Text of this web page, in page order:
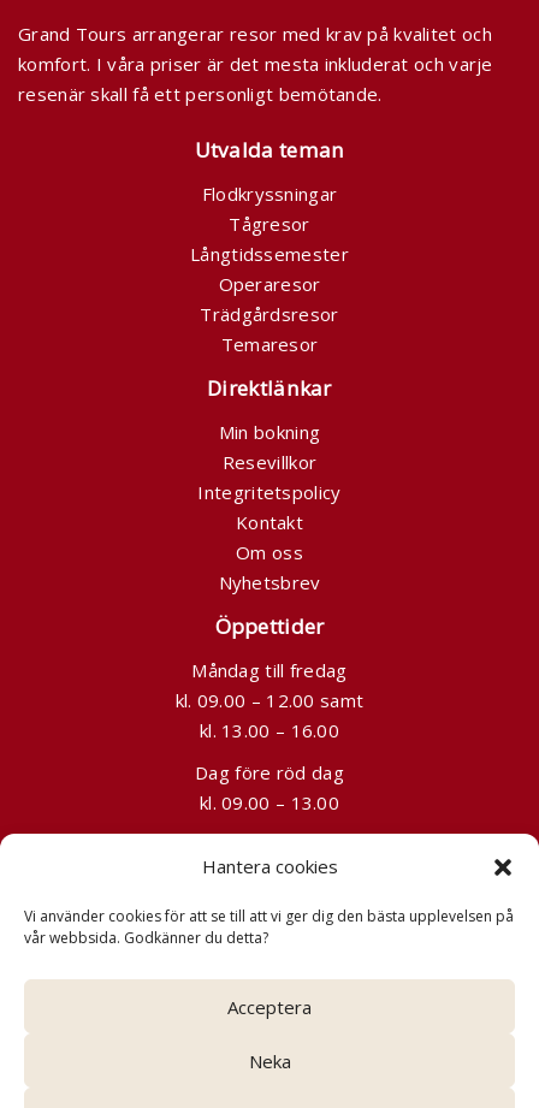
Hantera cookies
Vi använder cookies för att se till att vi ger dig den bästa upplevelsen på
vår webbsida. Godkänner du detta?
Acceptera
Neka
Grand Tours arrangerar resor med krav på kvalitet och
komfort. I våra priser är det mesta inkluderat och varje
resenär skall få ett personligt bemötande.
Utvalda teman
Flodkryssningar
Tågresor
Långtidssemester
Operaresor
Trädgårdsresor
Temaresor
Direktlänkar
Min bokning
Resevillkor
Integritetspolicy
Kontakt
Om oss
Nyhetsbrev
Öppettider
Måndag till fredag
kl. 09.00 – 12.00 samt
kl. 13.00 – 16.00
Dag före röd dag
kl. 09.00 – 13.00
info@grandtours.se